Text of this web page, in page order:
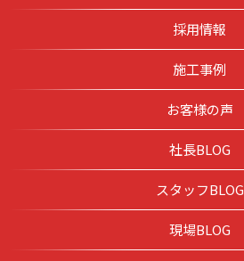
採用情報
施工事例
お客様の声
社長BLOG
スタッフBLOG
現場BLOG